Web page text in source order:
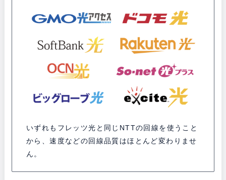
いずれもフレッツ光と同じNTTの回線を使うこと
から、速度などの回線品質はほとんど変わりませ
ん。